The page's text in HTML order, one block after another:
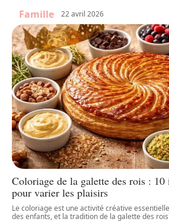
Famille 22 avril 2026
Coloriage de la galette des rois : 10
pour varier les plaisirs
Le coloriage est une activité créative
des enfants, et la tradition de la galette des